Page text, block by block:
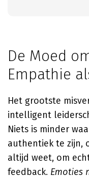
De Moed
Empathie
Het grootste
intelligent
Niets is minder
authentiek te zijn,
altijd weet, om
feedback. Emoties